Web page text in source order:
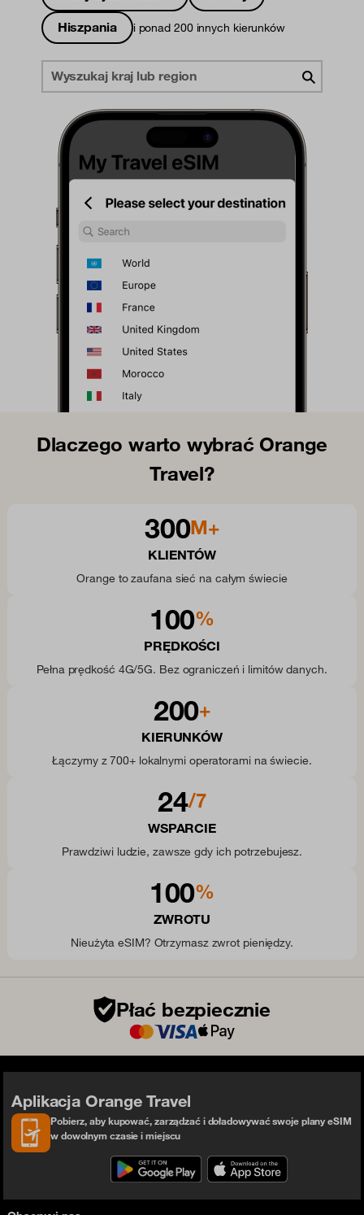
Hiszpania
i ponad 200 innych kierunków
Dlaczego warto wybrać Orange
Travel?
300M+
KLIENTÓW
Orange to zaufana sieć na całym świecie
100%
PRĘDKOŚCI
Pełna prędkość 4G/5G. Bez ograniczeń i limitów danych.
200+
KIERUNKÓW
Łączymy z 700+ lokalnymi operatorami na świecie.
24/7
WSPARCIE
Prawdziwi ludzie, zawsze gdy ich potrzebujesz.
100%
ZWROTU
Nieużyta eSIM? Otrzymasz zwrot pieniędzy.
Płać bezpiecznie
Aplikacja Orange Travel
Pobierz, aby kupować, zarządzać i doładowywać swoje plany eSIM
w dowolnym czasie i miejscu